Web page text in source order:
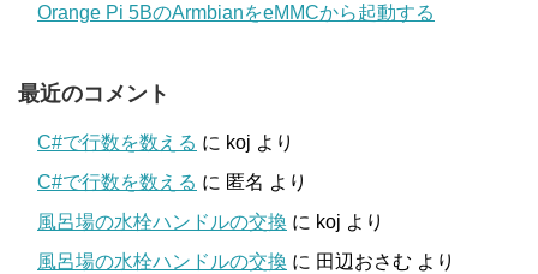
Orange Pi 5BのArmbianをeMMCから起動する
最近のコメント
C#で行数を数える に koj より
C#で行数を数える に 匿名 より
風呂場の水栓ハンドルの交換 に koj より
風呂場の水栓ハンドルの交換 に 田辺おさむ より